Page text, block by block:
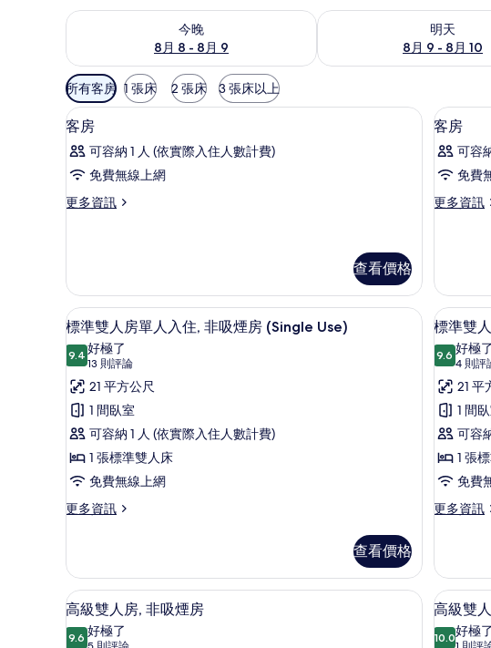
今晚
8月 8 - 8月 9
查看今晚 (8月 8 - 8月 9) 的供應情況
明天
8月 9 - 8月 10
查看明天 (8月 9 - 8月 10)
可
用
的
客
房
篩
選
所有客房 1 張床 2 張床 3 張床以上
顯
示
客
的
相
片
羽絨被、客房內保險箱、隔音、免費無線上網
4
客房
可容納 1 人 (依實際入住人數計費)
免費無線上網
更多資訊
更
詳
情
查看價格
顯
示
客
的
相
片
4
客房
可容
免費
更多資訊
更
詳
情
顯
示
標
準
雙
人
房
單
人
非
吸
煙
羽絨被、客房內保險箱、隔音、免費無線上網
9
標準雙人房單人入住, 非吸煙房 (Single Use)
9.49.4 分，滿分 10 分
好極了
13 則評論
(13
則
評
論)
21 平方公尺
1 間臥室
可容納 1 人 (依實際入住人數計費)
1 張標準雙人床
免費無線上網
更多資訊
更
雙
人
房
人
查看價格
顯
示
標
準
雙
人
房,
吸
煙
所
有
相
9
標準雙
9.69.6 分，
好極了
4 則評
(4
則
評
論)
21 平
1 間
可容
1 張
免費
更多資訊
更
雙
人
房,
煙
顯
示
羽絨被、客房內保險箱、隔音、免費無線上網
8
高級雙人房, 非吸煙房
9.69.6 分，滿分 10 分
好極了
顯
示
8
高級雙
10.010.0 分，
好極了